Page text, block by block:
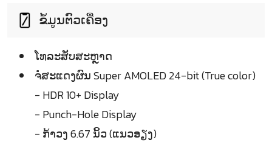
ຂໍ້ມູນຕົວເຄື່ອງ
ໂທລະສັບສະຫຼາດ
ຈໍໍສະແດງຜົນ Super AMOLED 24-bit (True color)
- HDR 10+ Display
- Punch-Hole Display
- ກ້າວງ 6.67 ນິ້ວ (ແນວອຽງ)